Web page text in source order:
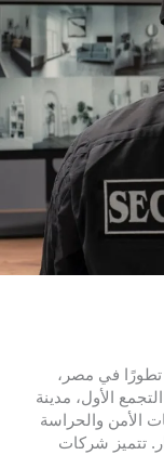
تطورًا في مصر،
الأول، مدينة
الأمن والحراسة
تتميز شركات